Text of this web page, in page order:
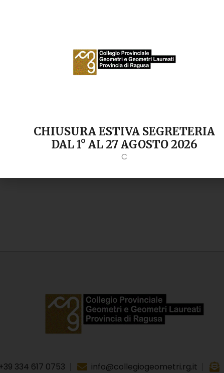
334 617 0753 info@collegiogeometri.rg.it
CHIUSURA ESTIVA SEGRETERIA
DAL 1° AL 27 AGOSTO 2026
C